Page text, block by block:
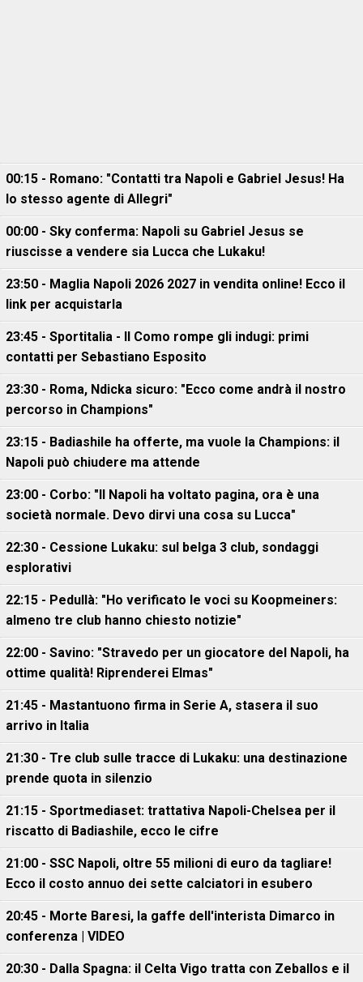
00:15 - Romano: "Contatti tra Napoli e Gabriel Jesus! Ha
lo stesso agente di Allegri"
00:00 - Sky conferma: Napoli su Gabriel Jesus se
riuscisse a vendere sia Lucca che Lukaku!
23:50 - Maglia Napoli 2026 2027 in vendita online! Ecco il
link per acquistarla
23:45 - Sportitalia - Il Como rompe gli indugi: primi
contatti per Sebastiano Esposito
23:30 - Roma, Ndicka sicuro: "Ecco come andrà il nostro
percorso in Champions"
23:15 - Badiashile ha offerte, ma vuole la Champions: il
Napoli può chiudere ma attende
23:00 - Corbo: "Il Napoli ha voltato pagina, ora è una
società normale. Devo dirvi una cosa su Lucca"
22:30 - Cessione Lukaku: sul belga 3 club, sondaggi
esplorativi
22:15 - Pedullà: "Ho verificato le voci su Koopmeiners:
almeno tre club hanno chiesto notizie"
22:00 - Savino: "Stravedo per un giocatore del Napoli, ha
ottime qualità! Riprenderei Elmas"
21:45 - Mastantuono firma in Serie A, stasera il suo
arrivo in Italia
21:30 - Tre club sulle tracce di Lukaku: una destinazione
prende quota in silenzio
21:15 - Sportmediaset: trattativa Napoli-Chelsea per il
riscatto di Badiashile, ecco le cifre
21:00 - SSC Napoli, oltre 55 milioni di euro da tagliare!
Ecco il costo annuo dei sette calciatori in esubero
20:45 - Morte Baresi, la gaffe dell'interista Dimarco in
conferenza | VIDEO
20:30 - Dalla Spagna: il Celta Vigo tratta con Zeballos e il